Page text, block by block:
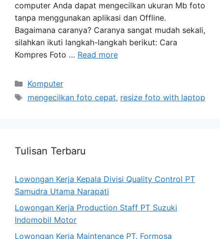
computer Anda dapat mengecilkan ukuran Mb foto
tanpa menggunakan aplikasi dan Offline.
Bagaimana caranya? Caranya sangat mudah sekali,
silahkan ikuti langkah-langkah berikut: Cara
Kompres Foto … Read more
Categories
Komputer
Tags
mengecilkan foto cepat, resize foto with laptop
Tulisan Terbaru
Lowongan Kerja Kepala Divisi Quality Control PT
Samudra Utama Narapati
Lowongan Kerja Production Staff PT Suzuki
Indomobil Motor
Lowongan Kerja Maintenance PT. Formosa